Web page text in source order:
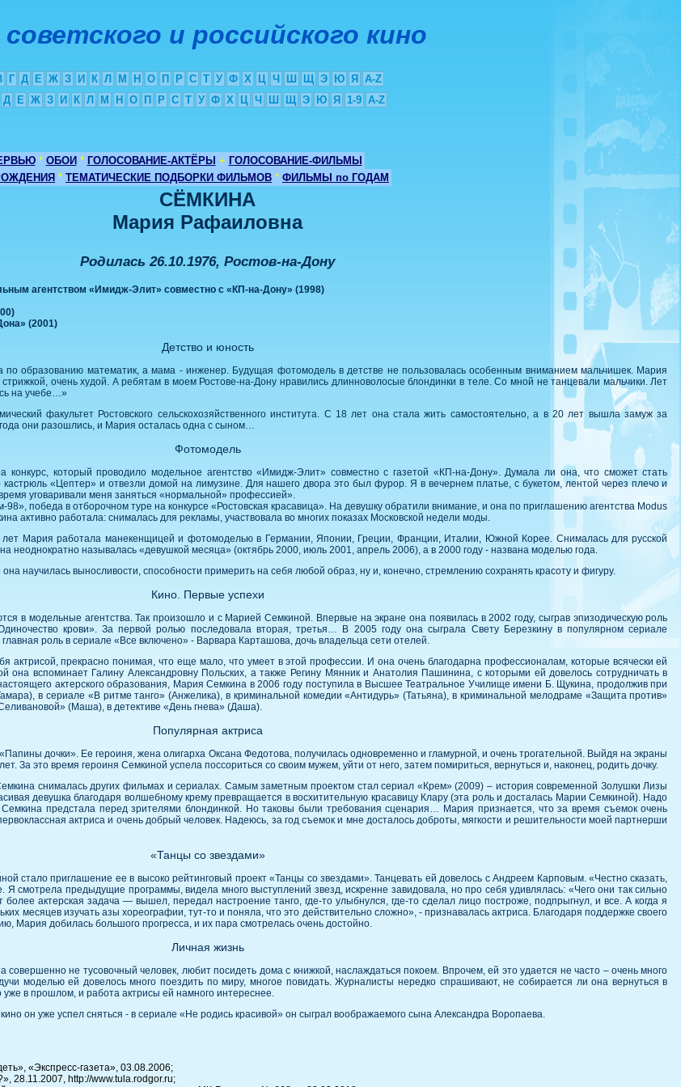
и российского кино
Г Д Е Ж З И К Л М Н О П Р С Т У Ф Х Ц Ч Ш Щ Э Ю Я
A-Z
Д Е Ж З И К Л М Н О П Р С Т У Ф Х Ц Ч Ш Щ Э Ю Я 1-9 A-Z
* ОБОИ * ГОЛОСОВАНИЕ-АКТЁРЫ + ГОЛОСОВАНИЕ-ФИЛЬМЫ
* ТЕМАТИЧЕСКИЕ ПОДБОРКИ ФИЛЬМОВ * ФИЛЬМЫ по ГОДАМ
СЁМКИНА
Мария Рафаиловна
Родилась 26.10.1976, Ростов-на-Дону
агентством «Имидж-Элит» совместно с «КП-на-Дону» (1998)
(2001)
Детство и юность
образованию математик, а мама - инженер. Будущая фотомодель в детстве не пользовалась особенным вниманием мальчишек. Мария
очень худой. А ребятам в моем Ростове-на-Дону нравились длинноволосые блондинки в теле. Со мной не танцевали мальчики. Лет
на учебе…»
факультет Ростовского сельскохозяйственного института. С 18 лет она стала жить самостоятельно, а в 20 лет вышла замуж за
они разошлись, и Мария осталась одна с сыном…
Фотомодель
который проводило модельное агентство «Имидж-Элит» совместно с газетой «КП-на-Дону». Думала ли она, что сможет стать
«Цептер» и отвезли домой на лимузине. Для нашего двора это был фурор. Я в вечернем платье, с букетом, лентой через плечо и
уговаривали меня заняться «нормальной» профессией».
победа в отборочном туре на конкурсе «Ростовская красавица». На девушку обратили внимание, и она по приглашению агентства Modus
активно работала: снималась для рекламы, участвовала во многих показах Московской недели моды.
Мария работала манекенщицей и фотомоделью в Германии, Японии, Греции, Франции, Италии, Южной Корее. Снималась для русской
неоднократно называлась «девушкой месяца» (октябрь 2000, июль 2001, апрель 2006), а в 2000 году - названа моделью года.
научилась выносливости, способности примерить на себя любой образ, ну и, конечно, стремлению сохранять красоту и фигуру.
Кино. Первые успехи
в модельные агентства. Так произошло и с Марией Семкиной. Впервые на экране она появилась в 2002 году, сыграв эпизодическую роль
крови». За первой ролью последовала вторая, третья… В 2005 году она сыграла Свету Березкину в популярном сериале
роль в сериале «Все включено» - Варвара Карташова, дочь владельца сети отелей.
актрисой, прекрасно понимая, что еще мало, что умеет в этой профессии. И она очень благодарна профессионалам, которые всячески ей
она вспоминает Галину Александровну Польских, а также Регину Мянник и Анатолия Пашинина, с которыми ей довелось сотрудничать в
актерского образования, Мария Семкина в 2006 году поступила в Высшее Театральное Училище имени Б. Щукина, продолжив при
в сериале «В ритме танго» (Анжелика), в криминальной комедии «Антидурь» (Татьяна), в криминальной мелодраме «Защита против»
(Маша), в детективе «День гнева» (Даша).
Популярная актриса
дочки». Ее героиня, жена олигарха Оксана Федотова, получилась одновременно и гламурной, и очень трогательной. Выйдя на экраны
За это время героиня Семкиной успела поссориться со своим мужем, уйти от него, затем помириться, вернуться и, наконец, родить дочку.
снималась других фильмах и сериалах. Самым заметным проектом стал сериал «Крем» (2009) – история современной Золушки Лизы
девушка благодаря волшебному крему превращается в восхитительную красавицу Клару (эта роль и досталась Марии Семкиной). Надо
предстала перед зрителями блондинкой. Но таковы были требования сценария… Мария признается, что за время съемок очень
актриса и очень добрый человек. Надеюсь, за год съемок и мне досталось доброты, мягкости и решительности моей партнерши
«Танцы со звездами»
стало приглашение ее в высоко рейтинговый проект «Танцы со звездами». Танцевать ей довелось с Андреем Карповым. «Честно сказать,
смотрела предыдущие программы, видела много выступлений звезд, искренне завидовала, но про себя удивлялась: «Чего они так сильно
актерская задача — вышел, передал настроение танго, где-то улыбнулся, где-то сделал лицо построже, подпрыгнул, и все. А когда я
месяцев изучать азы хореографии, тут-то и поняла, что это действительно сложно», - признавалась актриса. Благодаря поддержке своего
Мария добилась большого прогресса, и их пара смотрелась очень достойно.
Личная жизнь
не тусовочный человек, любит посидеть дома с книжкой, наслаждаться покоем. Впрочем, ей это удается не часто – очень много
моделью ей довелось много поездить по миру, многое повидать. Журналисты нередко спрашивают, не собирается ли она вернуться в
в прошлом, и работа актрисы ей намного интереснее.
он уже успел сняться - в сериале «Не родись красивой» он сыграл воображаемого сына Александра Воропаева.
«Экспресс-газета», 03.08.2006;
28.11.2007, http://www.tula.rodgor.ru;